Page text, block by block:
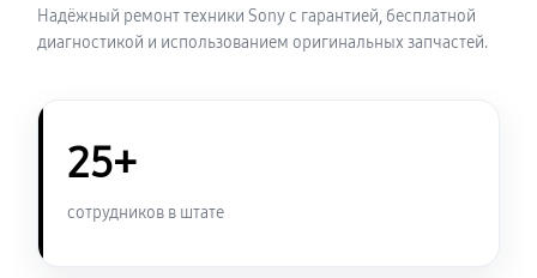
Надёжный ремонт техники Sony с гарантией, бесплатной
диагностикой и использованием оригинальных запчастей.
25+
сотрудников в штате